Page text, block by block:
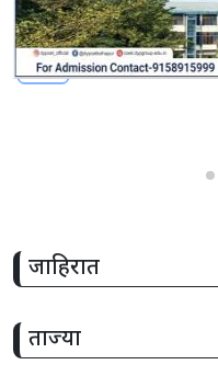
जाहिरात
ताज्या
share